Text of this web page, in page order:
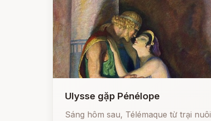
Ulysse gặp Pénélope
Sáng hôm sau, Télémaque từ trại nuôi